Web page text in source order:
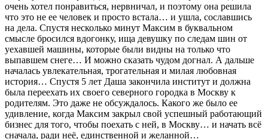
очень хотел понравиться, нервничал, и поэтому она решила
что это не ее человек и просто встала… и ушла, сославшись
на дела. Спустя несколько минут Максим в буквальном
смысле бросился вдогонку, ища девушку по следам шин от
уехавшей машины, которые были видны на только что
выпавшем снеге… И можно сказать чудом догнал. А дальше
началась увлекательная, трогательная и милая любовная
история… Спустя 5 лет Даша закончила институт и должна
была переехать их своего северного городка в Москву к
родителям. Это даже не обсуждалось. Какого же было ее
удивление, когда Максим закрыл свой успешный работающий
бизнес для того, чтобы поехать с ней, в Москву… и начать всё
сначала, ради неё, единственной и желанной…